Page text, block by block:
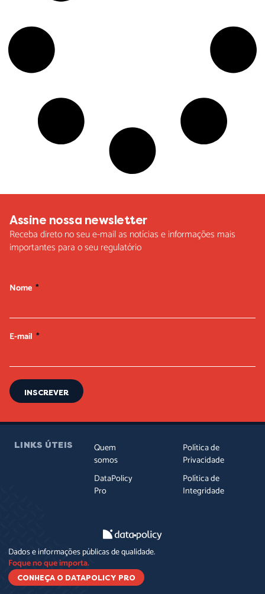
Assine nossa newsletter
Receba direto no seu e-mail as notícias e informações mais
importantes para o seu regulatório
Nome
E-mail
INSCREVER
LINKS ÚTEIS
Quem
somos
DataPolicy
Pro
Política de
Privacidade
Política de
Integridade
Dados e informações públicas de qualidade.
Foque no que importa.
CONHEÇA O DATAPOLICY PRO